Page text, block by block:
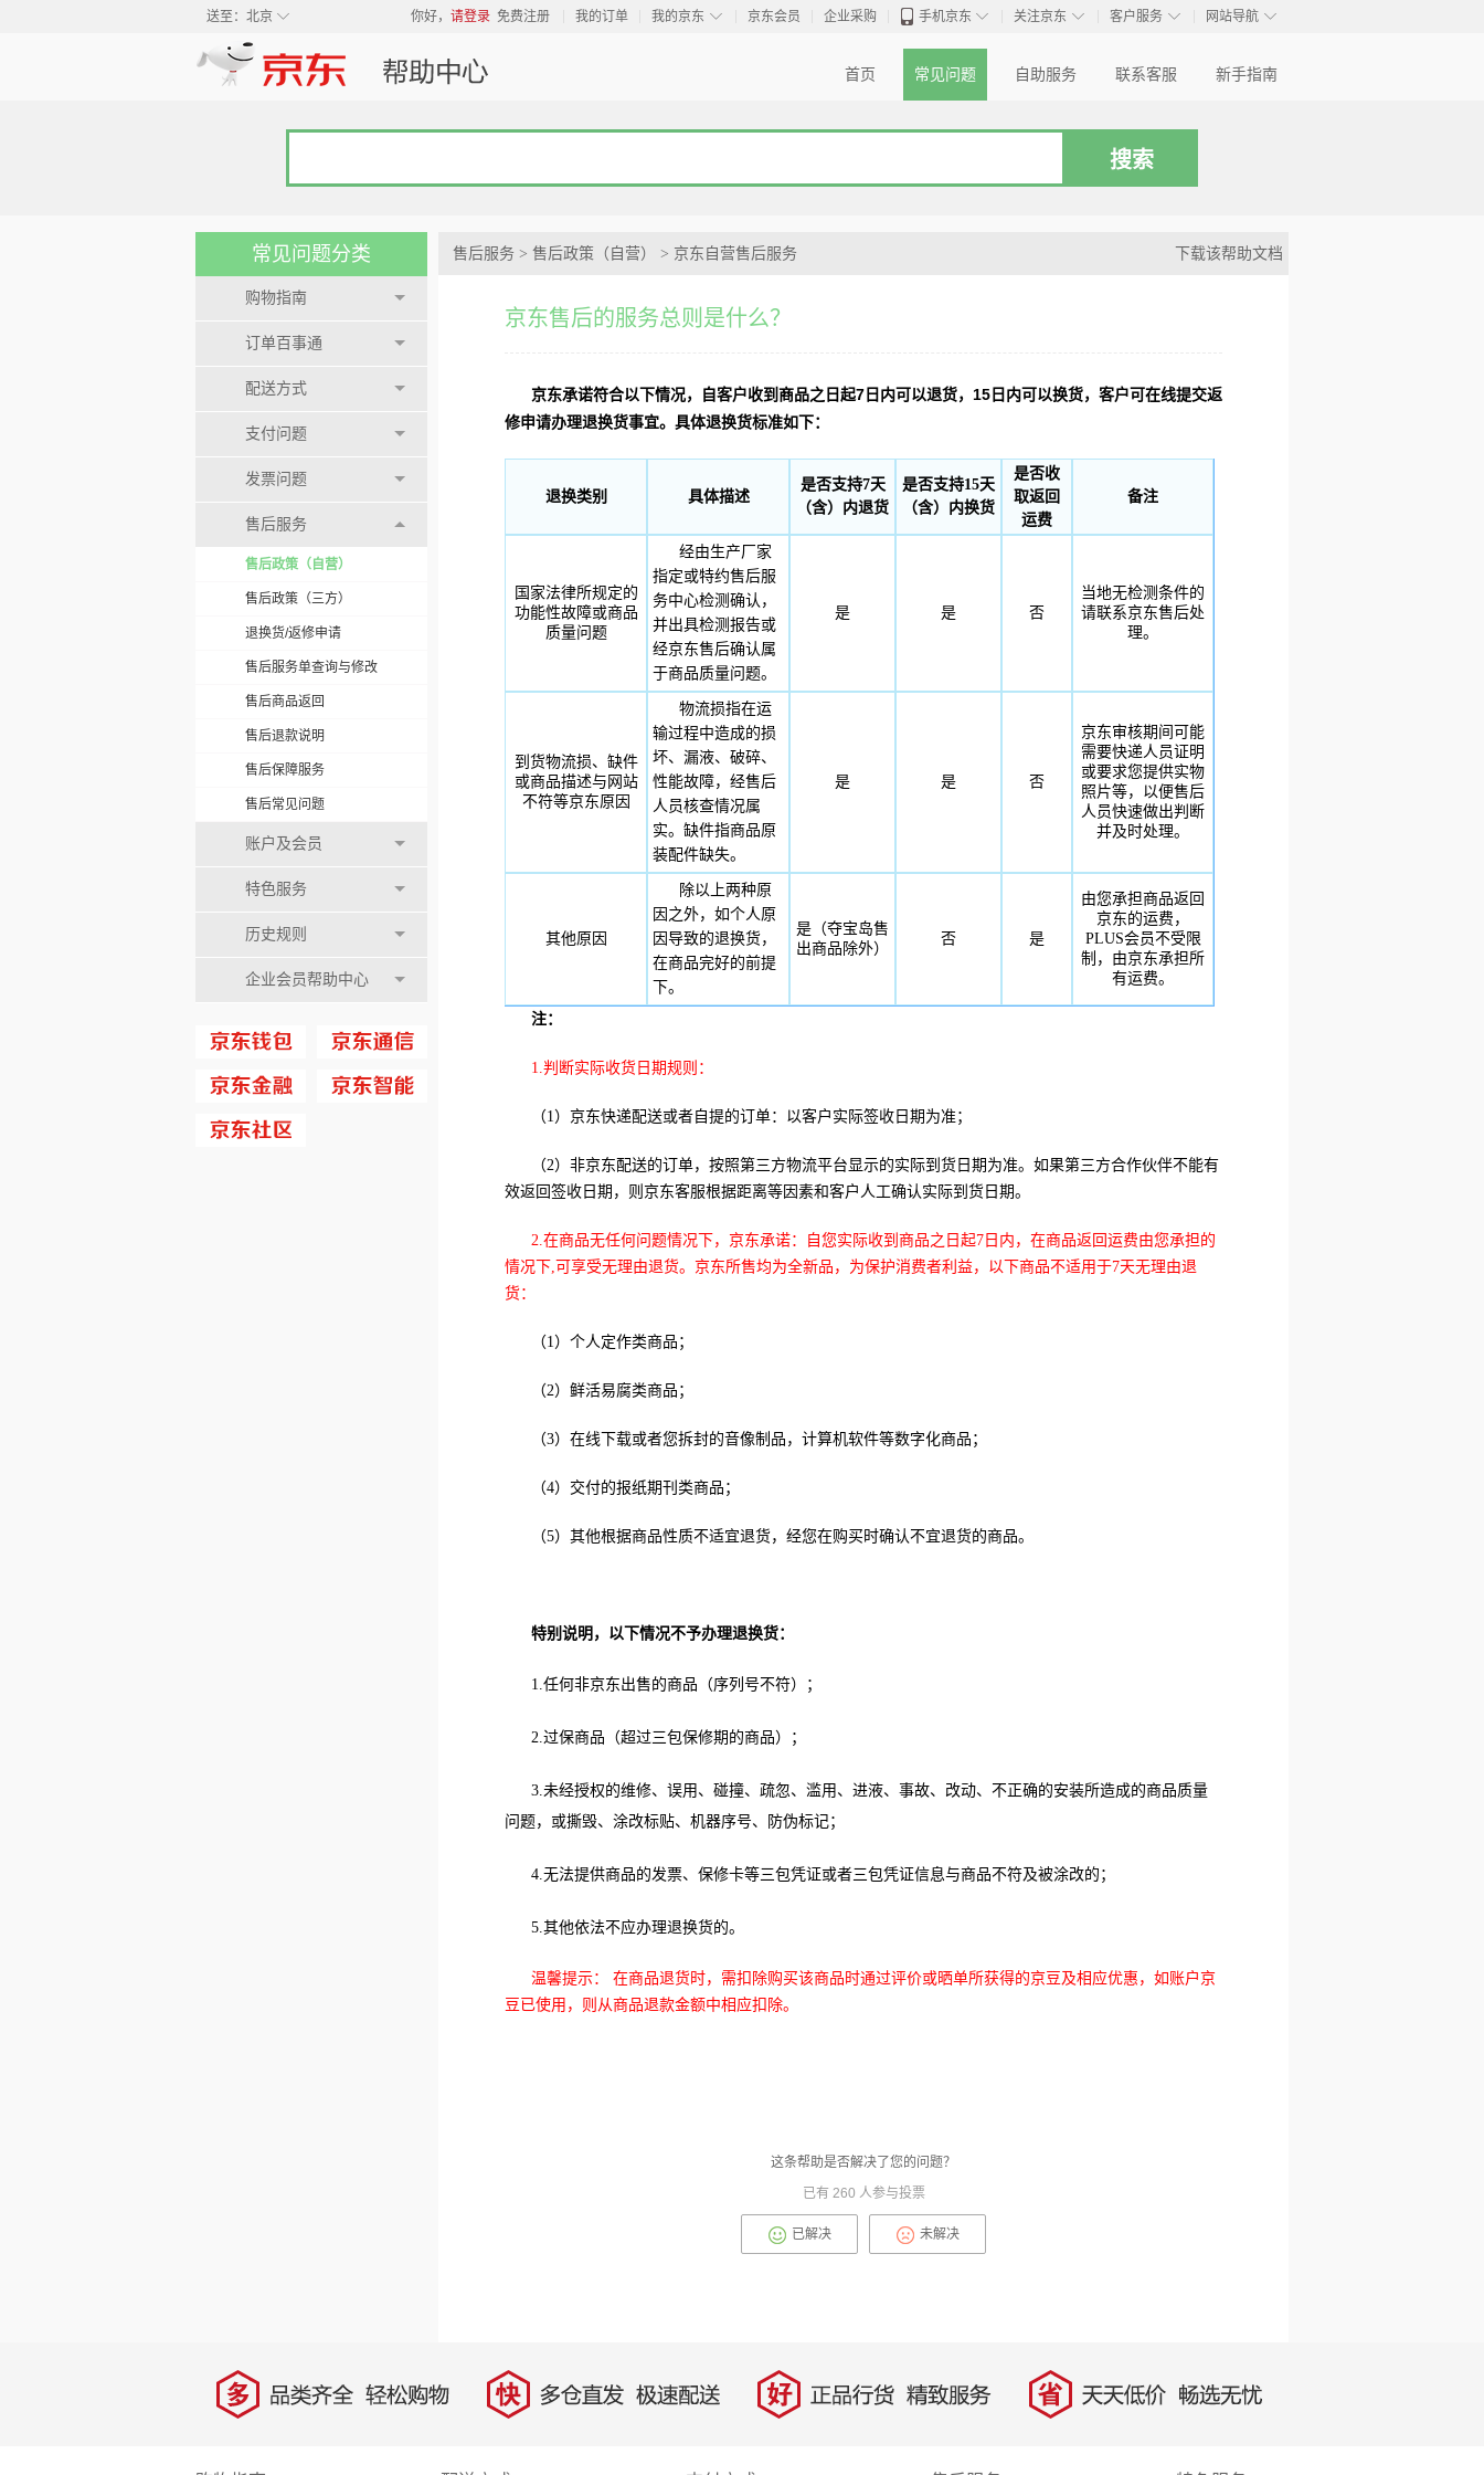
◇
送至： 北京 你好， 请登录 免费注册 我的订单 ◇
我的京东 京东会员 企业采购 ◇
手机京东 ◇
关注京东 ◇
客户服务 ◇
网站导航
首页 常见问题 自助服务 联系客服 新手指南
常见问题分类
购物指南
订单百事通
配送方式
支付问题
发票问题
售后服务
售后政策（自营）
售后政策（三方）
退换货/返修申请
售后服务单查询与修改
售后商品返回
售后退款说明
售后保障服务
售后常见问题
账户及会员
特色服务
历史规则
企业会员帮助中心
售后服务 > 售后政策（自营） > 京东自营售后服务 下载该帮助文档
京东售后的服务总则是什么？
京东承诺符合以下情况，自客户收到商品之日起7日内可以退货，15日内可以换货，客户可在线提交返
修申请办理退换货事宜。具体退换货标准如下：
退换类别 具体描述
是否支持7天
（含）内退货
是否支持15天
（含）内换货
是否收
取返回
运费
备注
国家法律所规定的
功能性故障或商品
质量问题
经由生产厂家
指定或特约售后服
务中心检测确认，
并出具检测报告或
经京东售后确认属
于商品质量问题。
是 是 否
当地无检测条件的
请联系京东售后处
理。
到货物流损、缺件
或商品描述与网站
不符等京东原因
物流损指在运
输过程中造成的损
坏、漏液、破碎、
性能故障，经售后
人员核查情况属
实。缺件指商品原
装配件缺失。
是 是 否
京东审核期间可能
需要快递人员证明
或要求您提供实物
照片等，以便售后
人员快速做出判断
并及时处理。
其他原因
除以上两种原
因之外，如个人原
因导致的退换货，
在商品完好的前提
下。
是（夺宝岛售
出商品除外）
否 是
由您承担商品返回
京东的运费，
PLUS会员不受限
制，由京东承担所
有运费。
注：
1.判断实际收货日期规则：
（1）京东快递配送或者自提的订单：以客户实际签收日期为准；
（2）非京东配送的订单，按照第三方物流平台显示的实际到货日期为准。如果第三方合作伙伴不能有
效返回签收日期，则京东客服根据距离等因素和客户人工确认实际到货日期。
2.在商品无任何问题情况下，京东承诺：自您实际收到商品之日起7日内，在商品返回运费由您承担的
情况下,可享受无理由退货。京东所售均为全新品，为保护消费者利益，以下商品不适用于7天无理由退
货：
（1）个人定作类商品；
（2）鲜活易腐类商品；
（3）在线下载或者您拆封的音像制品，计算机软件等数字化商品；
（4）交付的报纸期刊类商品；
（5）其他根据商品性质不适宜退货，经您在购买时确认不宜退货的商品。
特别说明，以下情况不予办理退换货：
1.任何非京东出售的商品（序列号不符）；
2.过保商品（超过三包保修期的商品）；
3.未经授权的维修、误用、碰撞、疏忽、滥用、进液、事故、改动、不正确的安装所造成的商品质量
问题，或撕毁、涂改标贴、机器序号、防伪标记；
4.无法提供商品的发票、保修卡等三包凭证或者三包凭证信息与商品不符及被涂改的；
5.其他依法不应办理退换货的。
温馨提示： 在商品退货时，需扣除购买该商品时通过评价或晒单所获得的京豆及相应优惠，如账户京
豆已使用，则从商品退款金额中相应扣除。
这条帮助是否解决了您的问题？
已有 260 人参与投票
已解决 未解决
多 品类齐全，轻松购物 快 多仓直发，极速配送 好 正品行货，精致服务 省 天天低价，畅选无忧